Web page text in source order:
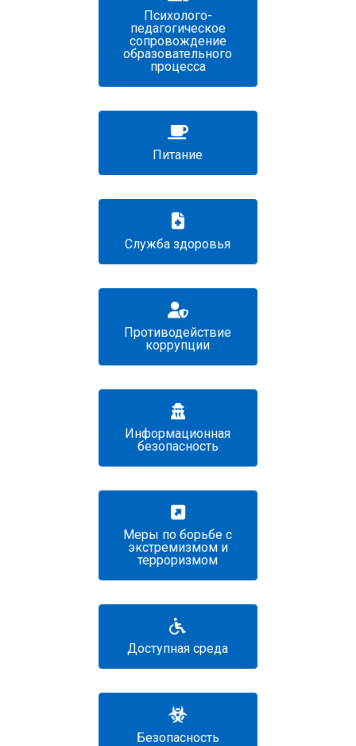
Психолого-
педагогическое
сопровождение
образовательного
процесса
Питание
Служба здоровья
Противодействие
коррупции
Информационная
безопасность
Меры по борьбе с
экстремизмом и
терроризмом
Доступная среда
Безопасность